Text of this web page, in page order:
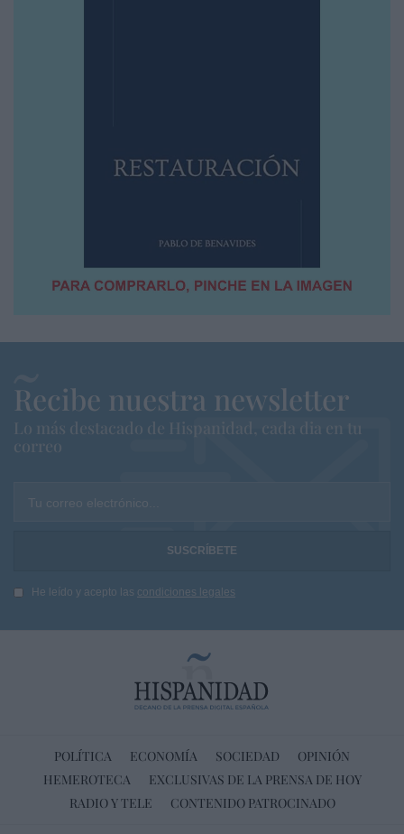
Recibe nuestra newsletter
Lo más destacado de Hispanidad, cada dia en tu
correo
Tu correo electrónico...
He leído y acepto las condiciones legales
POLÍTICA ECONOMÍA SOCIEDAD
OPINIÓN
HEMEROTECA
EXCLUSIVAS DE LA PRENSA DE HOY
RADIO Y TELE
CONTENIDO PATROCINADO